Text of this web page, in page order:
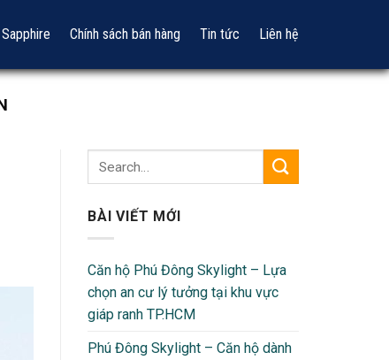
Chính sách bán hàng Tin tức Liên hệ
BÀI VIẾT MỚI
Căn hộ Phú Đông Skylight – Lựa
chọn an cư lý tưởng tại khu vực
giáp ranh TP.HCM
Phú Đông Skylight – Căn hộ dành